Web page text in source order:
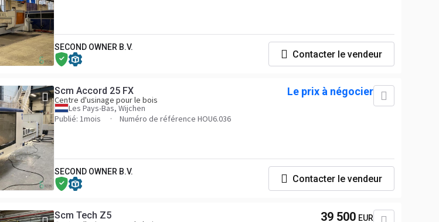
SECOND OWNER B.V.
Contacter le vendeur
Scm Accord 25 FX
Centre d'usinage pour le bois
Les Pays-Bas, Wijchen
Publié: 1mois
Numéro de référence HOU6.036
Le prix à négocier
SECOND OWNER B.V.
Contacter le vendeur
Scm Tech Z5 39 500 EUR